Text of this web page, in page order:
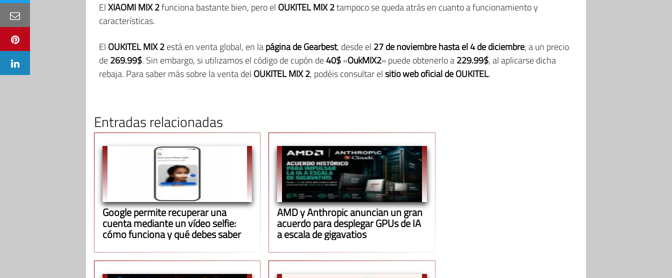
ElXIAOMI MIX 2funciona bastante bien, pero el OUKITEL MIX 2tampoco se queda atrás en cuanto a funcionamiento y
características.
El OUKITEL MIX 2está en venta global, en lapágina de Gearbest, desde el 27 de noviembre hasta el 4 de diciembre, a un precio
de269.99$. Sin embargo, si utilizamos el código de cupón de40$«OukMIX2» puede obtenerlo a229.99$, al aplicarse dicha
rebaja. Para saber más sobre la venta del OUKITEL MIX 2, podéis consultar elsitio web oficial de OUKITEL.
Entradas relacionadas
Google permite recuperar una
cuenta mediante un vídeo selfie:
cómo funciona y qué debes saber
AMD y Anthropic anuncian un gran
acuerdo para desplegar GPUs de IA
a escala de gigavatios